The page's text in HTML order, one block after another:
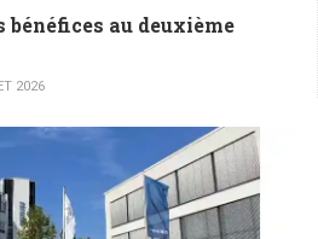
bénéfices au deuxième
2026